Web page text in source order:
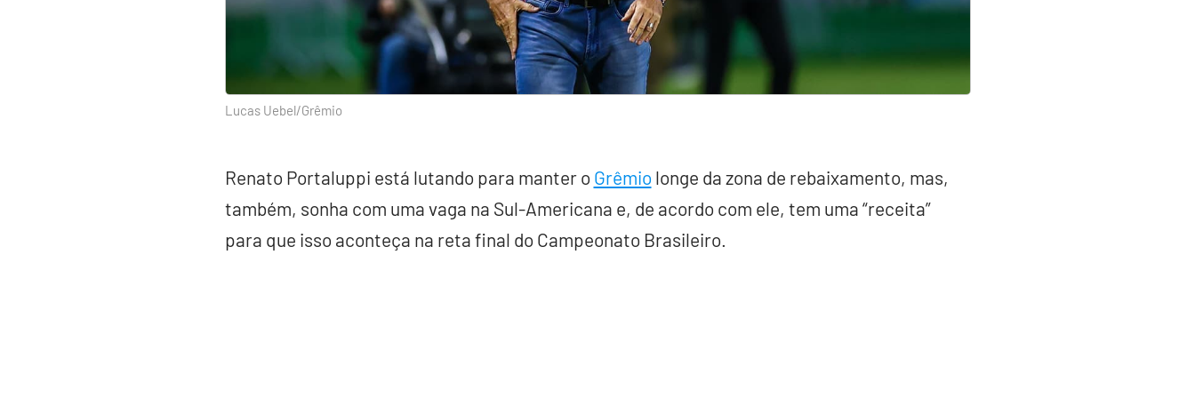
Lucas Uebel/Grêmio
Renato Portaluppi está lutando para manter o Grêmio longe da zona de rebaixamento, mas,
também, sonha com uma vaga na Sul-Americana e, de acordo com ele, tem uma “receita”
para que isso aconteça na reta final do Campeonato Brasileiro.